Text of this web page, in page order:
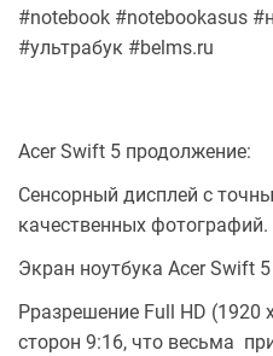
#notebook #notebookasus
#ультрабук #belms.ru
Acer Swift 5 продолжение:
Сенсорный дисплей с
качественных фотографий.
Экран ноутбука Acer Swift
Рразрешение Full HD (1920
сторон 9:16, что весьма